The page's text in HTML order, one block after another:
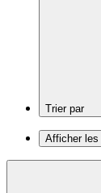
Trier par
Afficher les